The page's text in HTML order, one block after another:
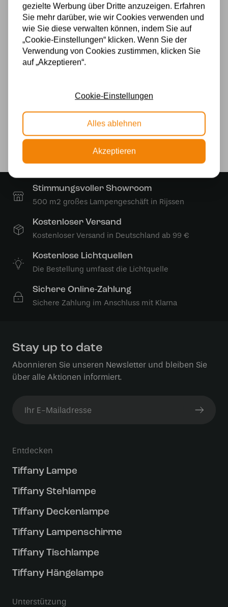
Material
Stromversorgung
Stimmungsvoller Showroom
500 m2 großes Lampengeschäft in Rijssen
Kostenloser Versand
Kostenloser Versand in Deutschland ab 99 €
Kostenlose Lichtquellen
Die Bestellung umfasst die Lichtquelle
Sichere Online-Zahlung
Sichere Zahlung im Anschluss mit Klarna
Stay up to date
Abonnieren Sie unseren Newsletter und bleiben Sie
über alle Aktionen informiert.
Entdecken
Tiffany Lampe
Tiffany Stehlampe
Tiffany Deckenlampe
Tiffany Lampenschirme
Tiffany Tischlampe
Tiffany Hängelampe
Unterstützung
gezielte Werbung über Dritte anzuzeigen. Erfahren
Sie mehr darüber, wie wir Cookies verwenden und
wie Sie diese verwalten können, indem Sie auf
„Cookie-Einstellungen“ klicken. Wenn Sie der
Verwendung von Cookies zustimmen, klicken Sie
auf „Akzeptieren“.
Cookie-Einstellungen
Alles ablehnen
Akzeptieren